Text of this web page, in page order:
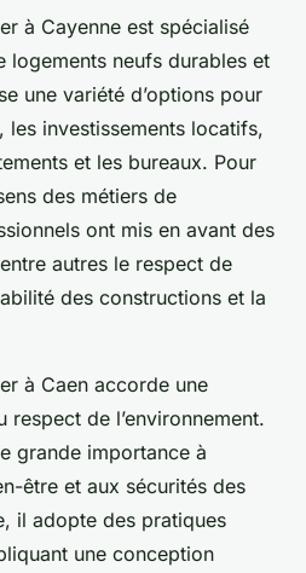
à Cayenne est spécialisé
logements neufs durables et
une variété d’options pour
les investissements locatifs,
et les bureaux. Pour
des métiers de
ont mis en avant des
autres le respect de
des constructions et la
à Caen accorde une
de l’environnement.
grande importance à
être et aux sécurités des
il adopte des pratiques
une conception